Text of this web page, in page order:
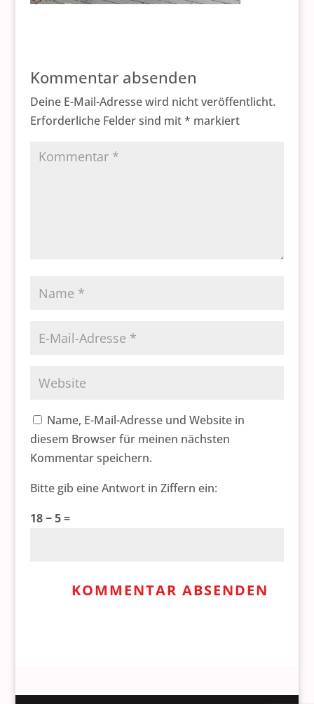
Kommentar absenden
Deine E-Mail-Adresse wird nicht veröffentlicht.
Erforderliche Felder sind mit* markiert
Name, E-Mail-Adresse und Website in
diesem Browser für meinen nächsten
Kommentar speichern.
Bitte gib eine Antwort in Ziffern ein:
18 − 5 =